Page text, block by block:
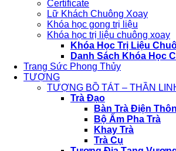
Certificate
Lữ Khách Chuông Xoay
Khóa học gong trị liệu
Khóa học trị liệu chuông xoay
Khóa Học Trị Liệu
Danh Sách Khóa Học
Trang Sức Phong Thủy
TƯỢNG
TƯỢNG BỒ TÁT – THẦN
Trà Đạo
Bàn Trà Điện
Bộ Ấm Pha Trà
Khay Trà
Trà Cụ